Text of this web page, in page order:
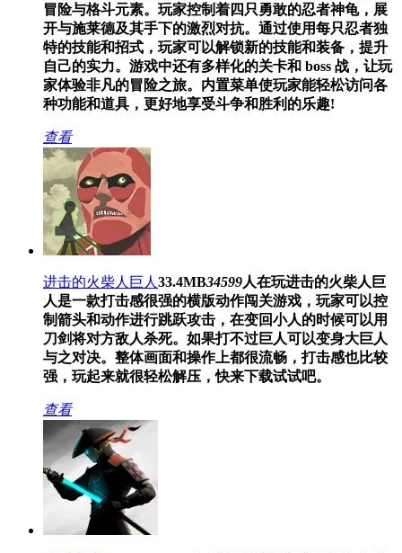
冒险与格斗元素。玩家控制着四只勇敢的忍者神龟，展
开与施莱德及其手下的激烈对抗。通过使用每只忍者独
特的技能和招式，玩家可以解锁新的技能和装备，提升
自己的实力。游戏中还有多样化的关卡和 boss 战，让玩
家体验非凡的冒险之旅。内置菜单使玩家能轻松访问各
种功能和道具，更好地享受斗争和胜利的乐趣!
查看
进击的火柴人巨人 33.4MB34599人在玩进击的火柴人巨
人是一款打击感很强的横版动作闯关游戏，玩家可以控
制箭头和动作进行跳跃攻击，在变回小人的时候可以用
刀剑将对方敌人杀死。如果打不过巨人可以变身大巨人
与之对决。整体画面和操作上都很流畅，打击感也比较
强，玩起来就很轻松解压，快来下载试试吧。
查看